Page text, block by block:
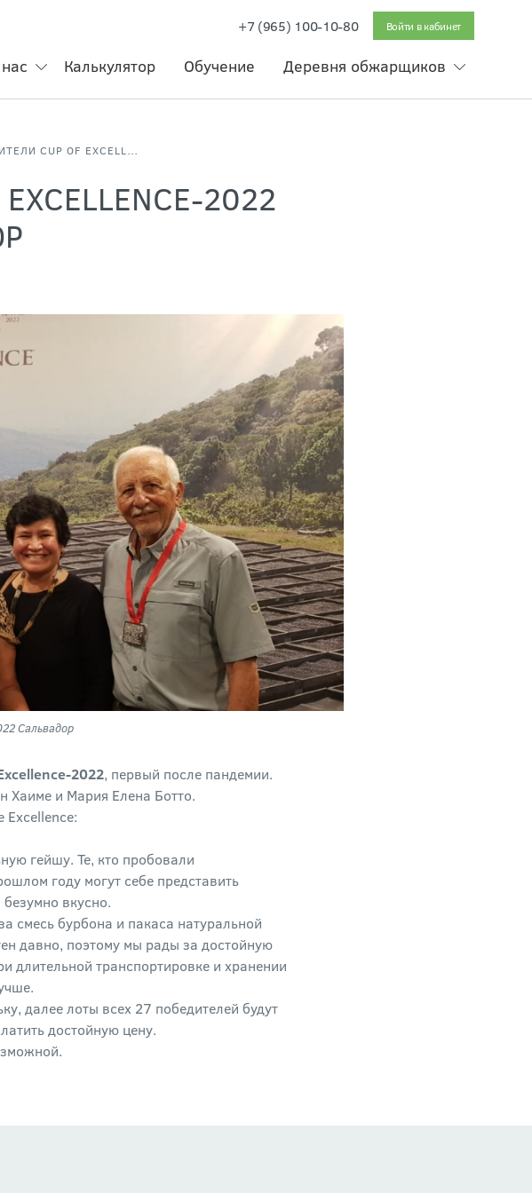
+7 (965) 100-10-80 Войти в кабинет
Калькулятор Обучение Деревня обжарщиков
НАШИ ПОБЕДИТЕЛИ CUP OF EXCELLENCE-2022 САЛЬВАДОР
2022
Сальвадор
2022, первый после пандемии.
Хаиме и Мария Елена Ботто.
Excellence:
гейшу. Те, кто пробовали
году могут себе представить
вкусно.
смесь бурбона и пакаса натуральной
давно, поэтому мы рады за достойную
длительной транспортировке и хранении
далее лоты всех 27 победителей будут
достойную цену.